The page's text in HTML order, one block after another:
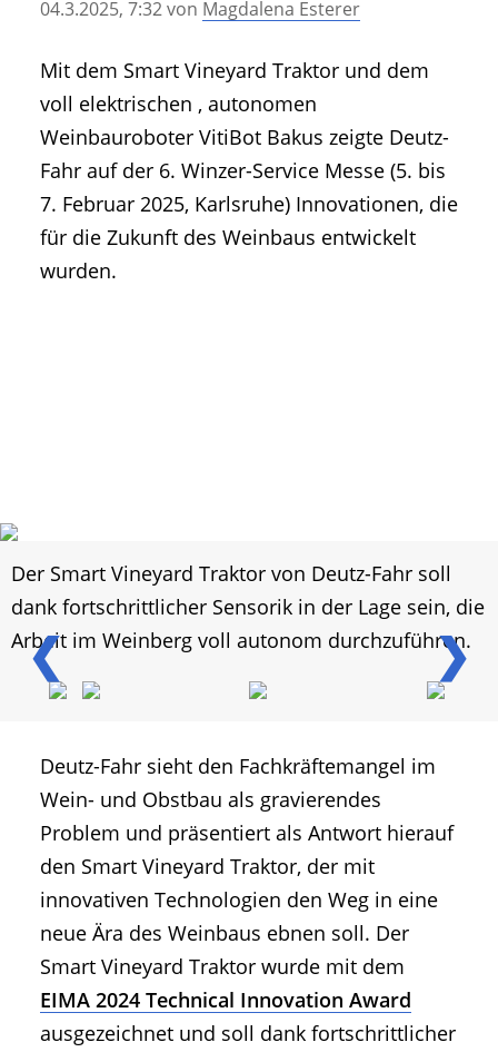
• Geschichte und Geschichten
• Mitteilung der Redaktion
• Agritechnica Neuheiten Archiv
• Artikel nach Hersteller/Marke
04.3.2025, 7:32von Magdalena Esterer
Mit dem Smart Vineyard Traktor und dem
voll elektrischen , autonomen
Weinbauroboter VitiBot Bakus zeigte Deutz-
Fahr auf der 6. Winzer-Service Messe (5. bis
7. Februar 2025, Karlsruhe) Innovationen, die
für die Zukunft des Weinbaus entwickelt
wurden.
❮ ❯
Der Smart Vineyard Traktor von Deutz-Fahr soll
dank fortschrittlicher Sensorik in der Lage sein, die
Arbeit im Weinberg voll autonom durchzuführen.
Deutz-Fahr sieht den Fachkräftemangel im
Wein- und Obstbau als gravierendes
Problem und präsentiert als Antwort hierauf
den Smart Vineyard Traktor, der mit
innovativen Technologien den Weg in eine
neue Ära des Weinbaus ebnen soll. Der
Smart Vineyard Traktor wurde mit dem
EIMA 2024 Technical Innovation Award
ausgezeichnet und soll dank fortschrittlicher